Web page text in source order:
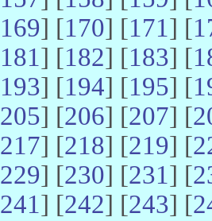
169] [170] [171] [
181] [182] [183] [
193] [194] [195] [
205] [206] [207] [
217] [218] [219] [
229] [230] [231] [
241] [242] [243] [